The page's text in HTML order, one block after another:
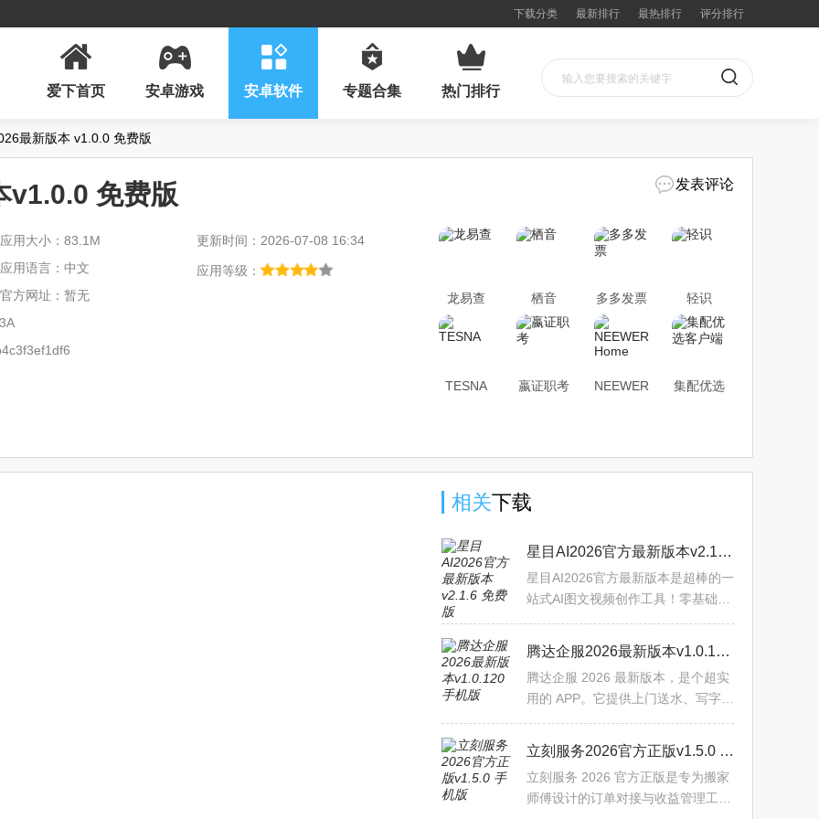
下载分类 最新排行 最热排行 评分排行
爱下首页 安卓游戏 安卓软件 专题合集 热门排行
最新版本 v1.0.0 免费版
v1.0.0 免费版 发表评论
应用大小：83.1M
更新时间：2026-07-08 16:34
应用语言：中文
应用等级：
官方网址：暂无
龙易查 栖音 多多发票 轻识
TESNA 嬴证职考
NEEWER
集配优选
相关下载
星目AI2026官方最新版本v2.1.6 免费版
星目AI2026官方最新版本是超棒的一
站式AI图文视频创作工具！零基础也
图、一键模板生图，海量风格任你切
换，头像海报插画写真都能
腾达企服2026最新版本v1.0.120 手机版
腾达企服 2026 最新版本，是个超实
用的 APP。它提供上门送水、写字楼
务，能给您一站式解决方案。这是个
开放共享平台，汇聚大量
立刻服务2026官方正版v1.5.0 手机版
立刻服务 2026 官方正版是专为搬家
师傅设计的订单对接与收益管理工